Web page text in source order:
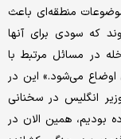
منطقه‌ای باعث
که سودی برای آنها
در مسائل مرتبط با
اوضاع می‌شود.» این در
انگلیس در سخنانی
بودیم، همین الان در